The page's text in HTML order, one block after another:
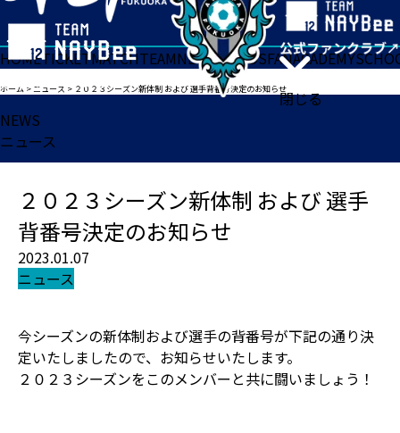
閉じる
HOMETICKETMATCHTEAMNEWSGOODSFANACADEMY
ホーム >ニュース > ２０２３シーズン新体制 および 選手背番号決定のお知らせ
NEWS
ニュース
２０２３シーズン新体制 および 選手
背番号決定のお知らせ
2023.01.07
ニュース
今シーズンの新体制および選手の背番号が下記の通り決
定いたしましたので、お知らせいたします。
２０２３シーズンをこのメンバーと共に闘いましょう！